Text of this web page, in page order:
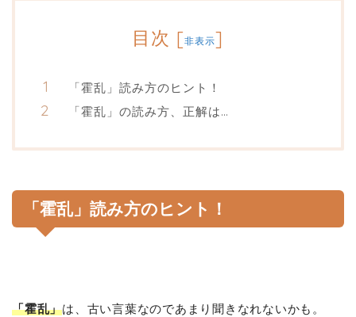
目次 [非表示]
「霍乱」読み方のヒント！
「霍乱」の読み方、正解は…
「霍乱」読み方のヒント！
「霍乱」は、古い言葉なのであまり聞きなれないかも。